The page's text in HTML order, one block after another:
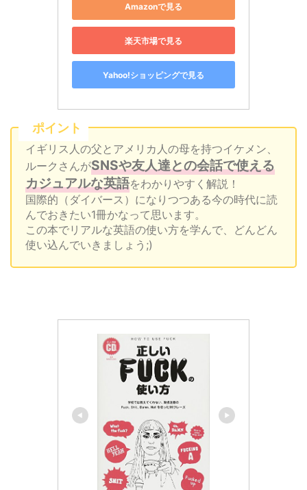
Amazonで見る
楽天市場で見る
Yahoo!ショッピングで見る
ポイント
イギリス人の父とアメリカ人の母を持つイケメン、
ルークさんがSNSや友人達との会話で使える
カジュアルな英語をわかりやすく解説！
国際的（ダイバース）になりつつある今の時代に読
んでおきたい1冊かなって思います。
この本でリアルな英語の使い方を学んで、どんどん
使い込んでいきましょう;)